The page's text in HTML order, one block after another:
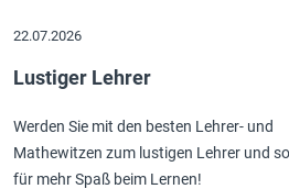
22.07.2026
Lustiger Lehrer
Werden Sie mit den besten Lehrer- und
Mathewitzen zum lustigen Lehrer und
für mehr Spaß beim Lernen!